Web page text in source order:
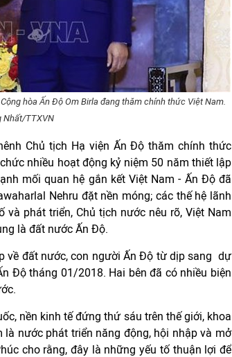
hòa Ấn Độ Om Birla đang thăm chính thức Việt Nam.
Nhất/TTXVN
Chủ tịch Hạ viện Ấn Độ thăm chính thức
nhiều hoạt động kỷ niệm 50 năm thiết lập
mối quan hệ gắn kết Việt Nam - Ấn Độ đã
Nehru đặt nền móng; các thế hệ lãnh
phát triển, Chủ tịch nước nêu rõ, Việt Nam
là đất nước Ấn Độ.
về đất nước, con người Ấn Độ từ dịp sang dự
Độ tháng 01/2018. Hai bên đã có nhiều biện
nền kinh tế đứng thứ sáu trên thế giới, khoa
là nước phát triển năng động, hội nhập và mở
cho rằng, đây là những yếu tố thuận lợi để